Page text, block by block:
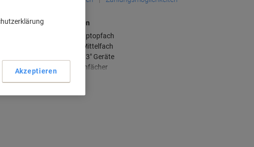
Haupteigenschaften
Gepolstertes Laptopfach
Abnehmbares Mittelfach
Passend für 13.3" Geräte
Zahlreiche Innenfächer
Akzeptieren